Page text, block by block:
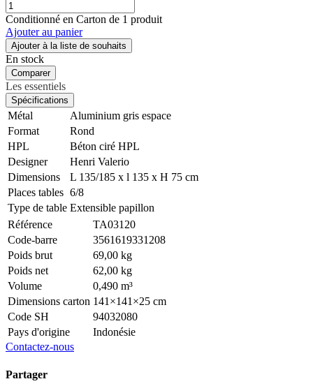
Conditionné en Carton de 1 produit
Ajouter au panier
Ajouter à la liste de souhaits
En stock
Comparer
Les essentiels
Spécifications
Métal
Aluminium gris espace
Format
Rond
HPL
Béton ciré HPL
Designer
Henri Valerio
Dimensions
L 135/185 x l 135 x H 75 cm
Places tables 6/8
Type de table Extensible papillon
Référence
TA03120
Code-barre
3561619331208
Poids brut
69,00 kg
Poids net
62,00 kg
Volume
0,490 m³
Dimensions carton 141×141×25 cm
Code SH
94032080
Pays d'origine
Indonésie
Contactez-nous
Partager